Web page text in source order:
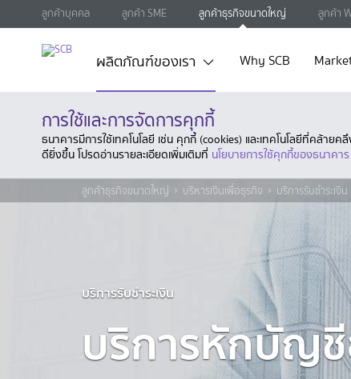
ลูกค้าบุคคล ลูกค้า SME ลูกค้าธุรกิจขนาดใหญ่ ลูกค้า
ผลิตภัณฑ์ของเรา Why SCB
การใช้และการจัดการคุกกี้
ธนาคารมีการใช้เทคโนโลยี เช่น คุกกี้ (cookies) และเทคโนโลยีที่คล้าย
ดียิ่งขึ้น โปรดอ่านรายละเอียดเพิ่มเติมที่ นโยบายการใช้คุกกี้ของธนาคาร
ลูกค้าธุรกิจขนาดใหญ่ บริหารเงินเพื่อธุรกิจ บริการรับชำระเงิน
บริการรับชำระเงิน
บริการหักบัญ